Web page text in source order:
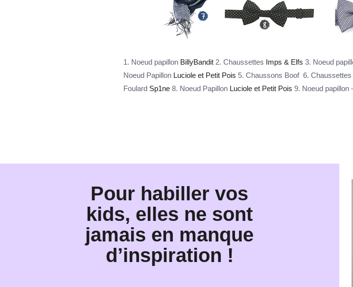
1. Noeud papillon BillyBandit 2. Chaussettes Imps & Elfs 3. Noeud
Noeud Papillon Luciole et Petit Pois 5. Chaussons Boof 6. Chaussettes
Foulard Sp1ne 8. Noeud Papillon Luciole et Petit Pois 9. Noeud papillon
Pour habiller vos
kids, elles ne sont
jamais en manque
d’inspiration !